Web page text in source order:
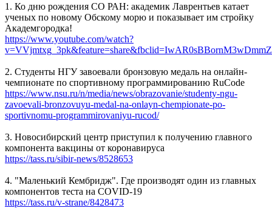
1. Ко дню рождения СО РАН: академик Лаврентьев катает
ученых по новому Обскому морю и показывает им стройку
Академгородка!
https://www.youtube.com/watch?
2. Студенты НГУ завоевали бронзовую медаль на онлайн-
чемпионате по спортивному программированию RuCode
https://www.nsu.ru/n/media/news/obrazovanie/studenty-ngu-
zavoevali-bronzovuyu-medal-na-onlayn-chempionate-po-
sportivnomu-programmirovaniyu-rucod/
3. Новосибирский центр приступил к получению главного
компонента вакцины от коронавируса
https://tass.ru/sibir-news/8528653
4. "Маленький Кембридж". Где производят один из главных
компонентов теста на COVID-19
https://tass.ru/v-strane/8428473